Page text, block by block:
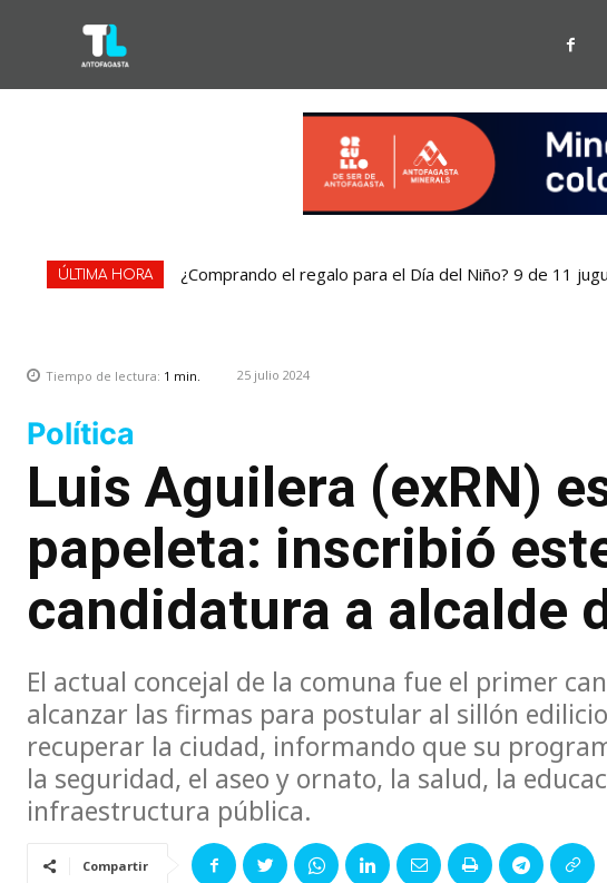
ÚLTIMA HORA ¿Comprando el regalo para el Día del Niño? 9 de 11
Tiempo de lectura: 1 min. 25 julio 2024
Política
Luis Aguilera (exRN)
papeleta: inscribió
candidatura a alcalde
El actual concejal de la comuna fue el primer
alcanzar las firmas para postular al sillón
recuperar la ciudad, informando que su
la seguridad, el aseo y ornato, la salud, la
infraestructura pública.
Compartir